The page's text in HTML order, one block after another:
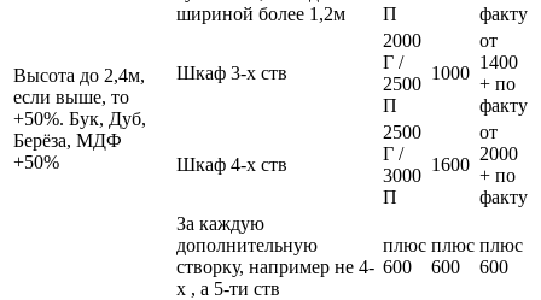
Высота до 2,4м,
если выше, то
+50%. Бук, Дуб,
Берёза, МДФ
+50%
шириной более 1,2м
П
факту
Шкаф 3-х ств
2000
Г /
2500
П
1000
от
1400
+ по
факту
Шкаф 4-х ств
2500
Г /
3000
П
1600
от
2000
+ по
факту
За каждую
дополнительную
створку, например не 4-
х , а 5-ти ств
плюс
600
плюс
600
плюс
600